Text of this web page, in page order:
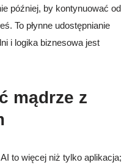
później, by kontynuować od
To płynne udostępnianie
i logika biznesowa jest
mądrze z
to więcej niż tylko aplikacja;